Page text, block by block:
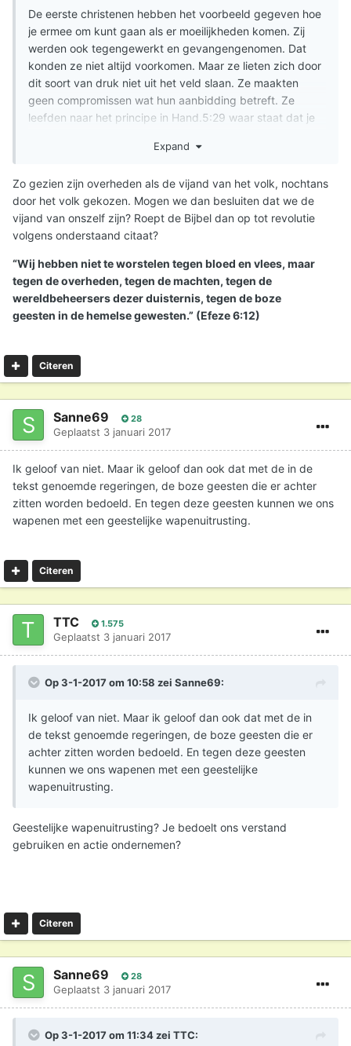
De eerste christenen hebben het voorbeeld gegeven hoe
je ermee om kunt gaan als er moeilijkheden komen. Zij
werden ook tegengewerkt en gevangengenomen. Dat
konden ze niet altijd voorkomen. Maar ze lieten zich door
dit soort van druk niet uit het veld slaan. Ze maakten
geen compromissen wat hun aanbidding betreft. Ze
leefden naar het principe in Hand.5:29 waar staat dat je
Natuurlijk zal een christen gehoorzaam willen zijn aan de
aanbidding wordt verboden, dan zullen ze God meer
gehoorzaam zijn. Natuurlijk zal je daarbij wel voorzichtig
te werk gaan. Een christen zal ook niet naar het zwaard
grijpen om zich te verdedigen. Jezus gaf die instructie
Matth.26:52.
Expand
Zo gezien zijn overheden als de vijand van het volk, nochtans
door het volk gekozen. Mogen we dan besluiten dat we de
vijand van onszelf zijn? Roept de Bijbel dan op tot revolutie
volgens onderstaand citaat?
“Wij hebben niet te worstelen tegen bloed en vlees, maar
tegen de overheden, tegen de machten, tegen de
wereldbeheersers dezer duisternis, tegen de boze
geesten in de hemelse gewesten.” (Efeze 6:12)
Citeren
Sanne69 28
Geplaatst 3 januari 2017
Ik geloof van niet. Maar ik geloof dan ook dat met de in de
tekst genoemde regeringen, de boze geesten die er achter
zitten worden bedoeld. En tegen deze geesten kunnen we ons
wapenen met een geestelijke wapenuitrusting.
Citeren
TTC 1.575
Geplaatst 3 januari 2017
Op 3-1-2017 om 10:58 zei Sanne69:
Ik geloof van niet. Maar ik geloof dan ook dat met de in
de tekst genoemde regeringen, de boze geesten die er
achter zitten worden bedoeld. En tegen deze geesten
kunnen we ons wapenen met een geestelijke
wapenuitrusting.
Geestelijke wapenuitrusting? Je bedoelt ons verstand
gebruiken en actie ondernemen?
Citeren
Sanne69 28
Geplaatst 3 januari 2017
Op 3-1-2017 om 11:34 zei TTC: